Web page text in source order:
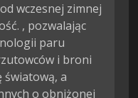
wczesnej zimnej
, pozwalając
paru
i broni
światową, a
o obniżonej